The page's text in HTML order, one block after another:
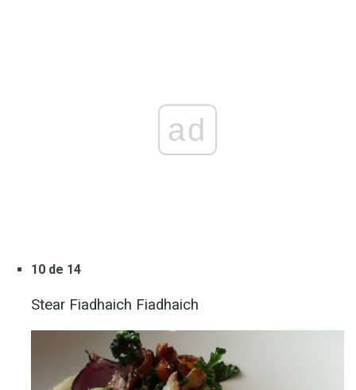
ad
10 de 14
Stear Fiadhaich Fiadhaich